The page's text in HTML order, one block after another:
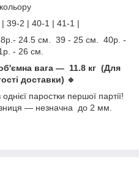
39-2 | 40-1 | 41-1 |
24.5 см. 39 - 25 см. 40р. -
- 26 см.
вага — 11.8 кг (Для
доставки) 🔹
паростки першої партії!
— незначна до 2 мм.